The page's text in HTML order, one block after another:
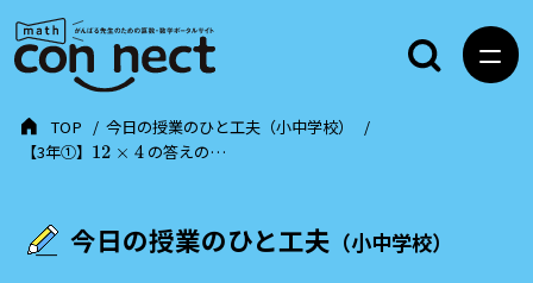
今日の授業のひと工夫 （小中学校）
TOP
今日の授業のひと工夫（小中学校）
【3年①】 12×4 の答えの…